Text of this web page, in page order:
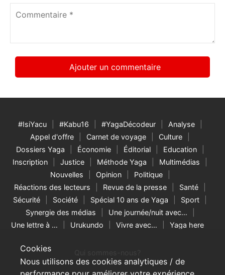
Cookies
Nous utilisons des cookies analytiques / de
#IsiYacu #Kabu16 #YagaDécodeur
Analyse
Appel d'offre
Carnet de voyage
Culture
Dossiers Yaga
Économie Éditorial
Education
Inscription
Justice Méthode Yaga
Multimédias
Nouvelles
Opinion
Politique
Réactions des lecteurs
Revue de la presse
Santé
Sécurité
Société Spécial 10 ans de Yaga
Sport
Synergie des médias
Une journée/nuit avec…
Une lettre à …
Urukundo Vivre avec… Yaga here